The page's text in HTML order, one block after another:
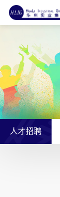
人才招聘